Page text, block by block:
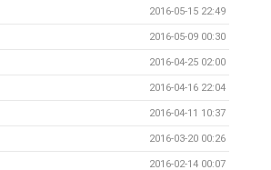
2016-05-15 22:49
2016-05-09 00:30
2016-04-25 02:00
2016-04-16 22:04
2016-04-11 10:37
2016-03-20 00:26
2016-02-14 00:07